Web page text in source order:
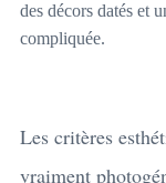
des décors datés et
compliquée.
Les critères
vraiment